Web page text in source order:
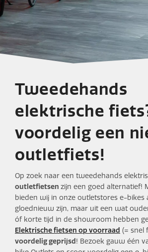
Tweedehands
elektrische
voordelig een
outletfiets!
Op zoek naar een tweedehands
outletfietsen zijn een goed alternatief!
bieden wij in onze outletstores e-bikes
gloednieuw zijn, maar uit een wat
óf korte tijd in de showroom hebben
Elektrische fietsen op voorraad (= snel
voordelig geprijsd ! Bezoek gauw één